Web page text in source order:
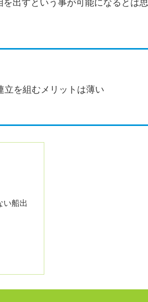
出すという事が可能になるとは思
立を組むメリットは薄い
い船出